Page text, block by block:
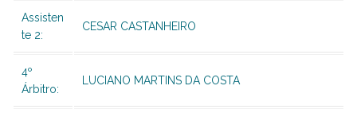
Assisten
te 2:
CESAR CASTANHEIRO
4º
Árbitro:
LUCIANO MARTINS DA COSTA